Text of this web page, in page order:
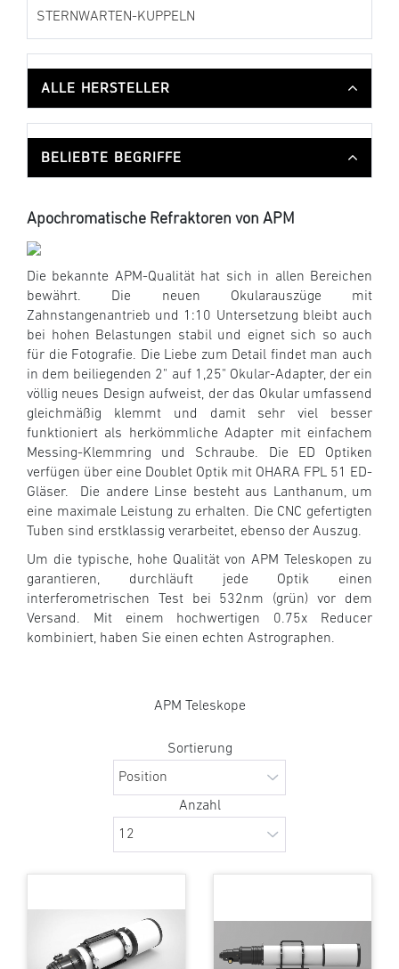
STERNWARTEN-KUPPELN
ALLE HERSTELLER
BELIEBTE BEGRIFFE
Apochromatische Refraktoren von APM
Die bekannte APM-Qualität hat sich in allen Bereichen
bewährt. Die neuen Okularauszüge mit
Zahnstangenantrieb und 1:10 Untersetzung bleibt auch
bei hohen Belastungen stabil und eignet sich so auch
für die Fotografie. Die Liebe zum Detail findet man auch
in dem beiliegenden 2" auf 1,25" Okular-Adapter, der ein
völlig neues Design aufweist, der das Okular umfassend
gleichmäßig klemmt und damit sehr viel besser
funktioniert als herkömmliche Adapter mit einfachem
Messing-Klemmring und Schraube. Die ED Optiken
verfügen über eine Doublet Optik mit OHARA FPL 51 ED-
Gläser. Die andere Linse besteht aus Lanthanum, um
eine maximale Leistung zu erhalten. Die CNC gefertigten
Tuben sind erstklassig verarbeitet, ebenso der Auszug.
Um die typische, hohe Qualität von APM Teleskopen zu
garantieren, durchläuft jede Optik einen
interferometrischen Test bei 532nm (grün) vor dem
Versand. Mit einem hochwertigen 0.75x Reducer
kombiniert, haben Sie einen echten Astrographen.
APM Teleskope
Sortierung
Anzahl